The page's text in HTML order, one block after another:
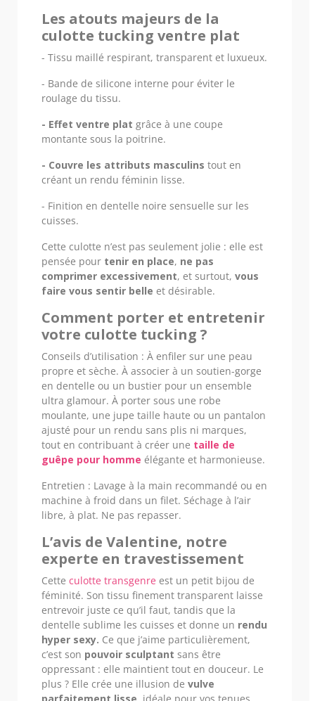
Les atouts majeurs de la
culotte tucking ventre plat
- Tissu maillé respirant, transparent et luxueux.
- Bande de silicone interne pour éviter le
roulage du tissu.
- Effet ventre plat grâce à une coupe
montante sous la poitrine.
- Couvre les attributs masculins tout en
créant un rendu féminin lisse.
- Finition en dentelle noire sensuelle sur les
cuisses.
Cette culotte n’est pas seulement jolie : elle est
pensée pour tenir en place, ne pas
comprimer excessivement, et surtout, vous
faire vous sentir belle et désirable.
Comment porter et entretenir
votre culotte tucking ?
Conseils d’utilisation : À enfiler sur une peau
propre et sèche. À associer à un soutien-gorge
en dentelle ou un bustier pour un ensemble
ultra glamour. À porter sous une robe
moulante, une jupe taille haute ou un pantalon
ajusté pour un rendu sans plis ni marques,
tout en contribuant à créer une taille de
guêpe pour homme élégante et harmonieuse.
Entretien : Lavage à la main recommandé ou en
machine à froid dans un filet. Séchage à l’air
libre, à plat. Ne pas repasser.
L’avis de Valentine, notre
experte en travestissement
Cette culotte transgenre est un petit bijou de
féminité. Son tissu finement transparent laisse
entrevoir juste ce qu’il faut, tandis que la
dentelle sublime les cuisses et donne un rendu
hyper sexy. Ce que j’aime particulièrement,
c’est son pouvoir sculptant sans être
oppressant : elle maintient tout en douceur. Le
plus ? Elle crée une illusion de vulve